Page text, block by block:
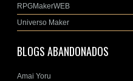
RPGMakerWEB
Universo Maker
BLOGS ABANDONADOS
Amai Yoru